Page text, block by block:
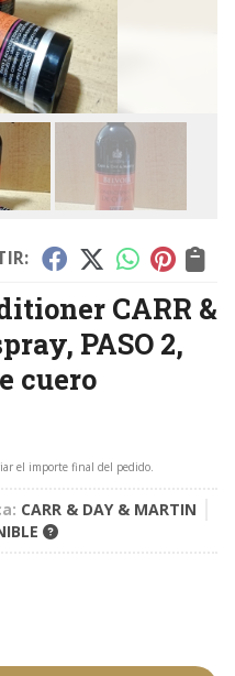
CARR &
PASO 2,
cuero
el importe final del pedido.
CARR & DAY & MARTIN